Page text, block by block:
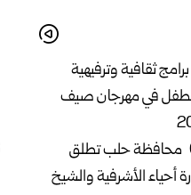
ثقافية وترفيهية
في مهرجان صيف